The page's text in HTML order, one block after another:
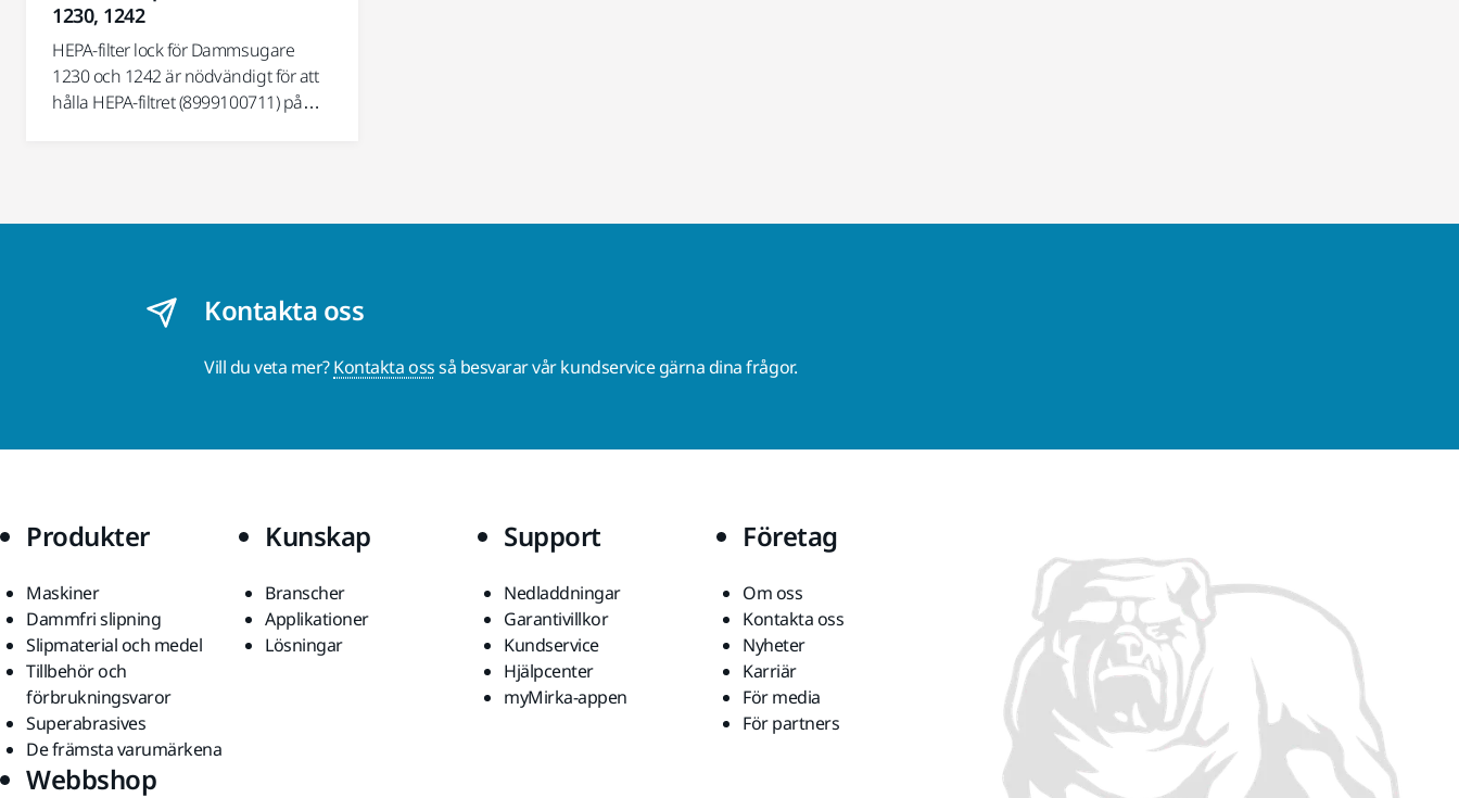
1230, 1242
HEPA-filter lock för Dammsugare
1230 och 1242 är nödvändigt för att
hålla HEPA-filtret (8999100711) på…
Kontakta oss
Vill du veta mer?Kontakta ossså besvarar vår kundservice gärna dina frågor.
Produkter
Maskiner
Dammfri slipning
Slipmaterial och medel
Tillbehör och
förbrukningsvaror
Superabrasives
De främsta varumärkena
Kunskap
Branscher
Applikationer
Lösningar
Support
Nedladdningar
Garantivillkor
Kundservice
Hjälpcenter
myMirka-appen
Företag
Om oss
Kontakta oss
Nyheter
Karriär
För media
För partners
Webbshop